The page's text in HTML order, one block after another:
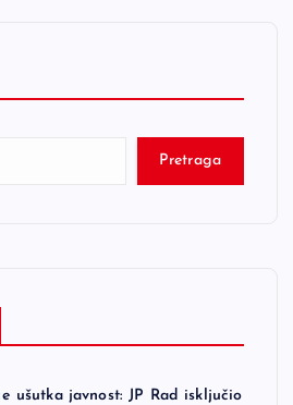
Pretraga
ušutka javnost: JP Rad isključio